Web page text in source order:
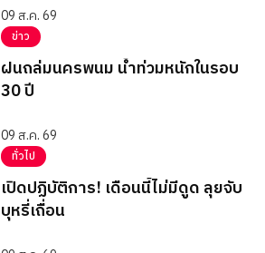
09 ส.ค. 69
ข่าว
ฝนถล่มนครพนม น้ำท่วมหนักในรอบ
30 ปี
09 ส.ค. 69
ทั่วไป
เปิดปฏิบัติการ! เดือนนี้ไม่มีดูด ลุยจับ
บุหรี่เถื่อน